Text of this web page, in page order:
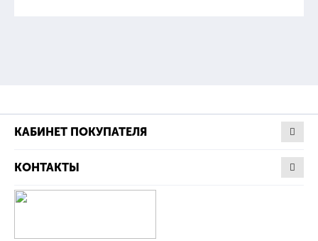
КАБИНЕТ ПОКУПАТЕЛЯ
КОНТАКТЫ